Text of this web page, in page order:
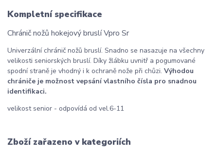
Kompletní specifikace
Chránič nožů hokejový bruslí Vpro Sr
Univerzální chránič nožů bruslí. Snadno se nasazuje na všechny
velikosti seniorských bruslí. Díky žlábku uvnitř a pogumované
spodní straně je vhodný i k ochraně nože při chůzi. Výhodou
chrániče je možnost vepsání vlastního čísla pro snadnou
identifikaci.
velikost senior - odpovídá od vel.6-11
Zboží zařazeno v kategoriích